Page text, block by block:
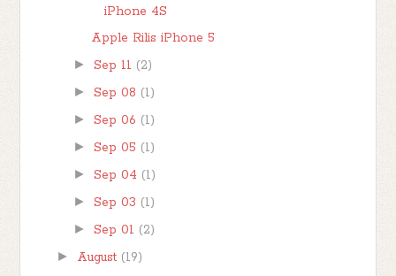
iPhone 4S
Apple Rilis iPhone 5
► Sep 11 (2)
► Sep 08 (1)
► Sep 06 (1)
► Sep 05 (1)
► Sep 04 (1)
► Sep 03 (1)
► Sep 01 (2)
► August (19)